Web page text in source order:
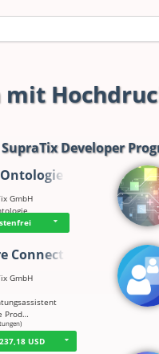
SupraTix Developer
Ontologie
GmbH
Connect
GmbH
Prod…
USD